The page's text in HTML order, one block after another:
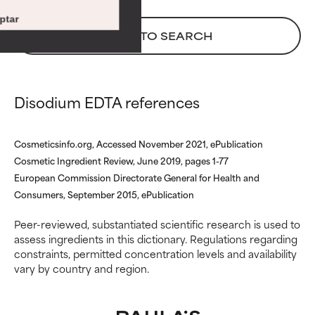
BACK TO SEARCH
Disodium EDTA references
Cosmeticsinfo.org, Accessed November 2021, ePublication
Cosmetic Ingredient Review, June 2019, pages 1-77
European Commission Directorate General for Health and
Consumers, September 2015, ePublication
Peer-reviewed, substantiated scientific research is used to
assess ingredients in this dictionary. Regulations regarding
constraints, permitted concentration levels and availability
vary by country and region.
eficacia. A veces, son
ingredientes básicos o que no
cuentan con suficiente
respaldo científico.
POCO
RECOMENDABLE
beneficios se recomienda
evitarlo por su probabilidad de
causar irritación, especialmente
si se combina con otros
ingredientes problemáticos.
DESACONSEJABLE
Ha demostrado provocar
efectos adversos como
eficacia. A veces, son
ingredientes básicos o que no
cuentan con suficiente
respaldo científico.
POCO
RECOMENDABLE
beneficios se recomienda
evitarlo por su probabilidad de
causar irritación, especialmente
si se combina con otros
ingredientes problemáticos.
DESACONSEJABLE
Ha demostrado provocar
efectos adversos como